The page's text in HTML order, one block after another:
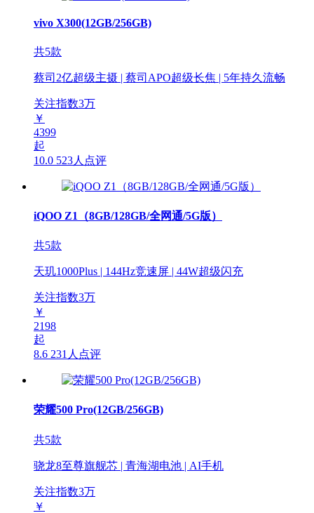
vivo X300(12GB/256GB)
共5款
蔡司2亿超级主摄 | 蔡司APO超级长焦 | 5年持久流畅
关注指数3万
￥
4399
起
10.0 523人点评
iQOO Z1（8GB/128GB/全网通/5G版）
共5款
天玑1000Plus | 144Hz竞速屏 | 44W超级闪充
关注指数3万
￥
2198
起
8.6 231人点评
荣耀500 Pro(12GB/256GB)
共5款
骁龙8至尊旗舰芯 | 青海湖电池 | AI手机
关注指数3万
￥